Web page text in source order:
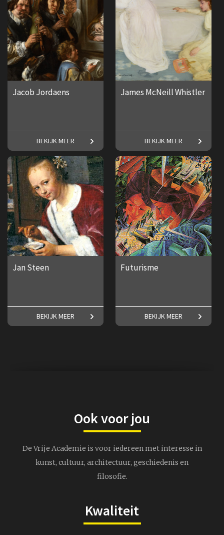
Jacob Jordaens
€ 17,50
BEKIJK MEER
James McNeill Whistler
kunstschilder James McNeill
Whistler.
€ 17,50
BEKIJK MEER
Jan Steen
BEKIJK MEER
Futurisme
BEKIJK MEER
Ook voor jou
De Vrije Academie is voor iedereen met interesse in
kunst, cultuur, architectuur, geschiedenis en
filosofie.
Kwaliteit